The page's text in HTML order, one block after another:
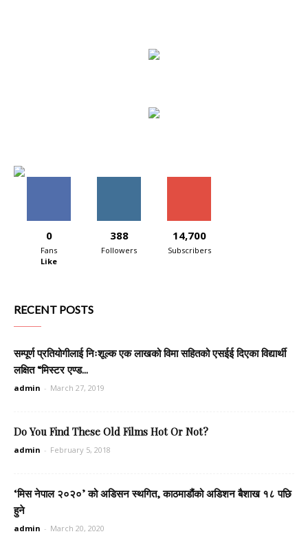
0
Fans
Like
388
Followers
14,700
Subscribers
RECENT POSTS
सम्पूर्ण प्रतियोगीलाई निःशूल्क एक लाखको विमा सहितको एसईई दिएका विद्यार्थी
लक्षित “मिस्टर एण्ड...
admin - March 27, 2019
Do You Find These Old Films Hot Or Not?
admin - February 5, 2018
‘मिस नेपाल २०२०’ को अडिसन स्थगित, काठमाडौंको अडिशन बैशाख १८ पछि
हुने
admin - March 20, 2020